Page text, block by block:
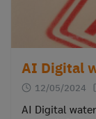
AI Digital
12/05/2024
AI Digital